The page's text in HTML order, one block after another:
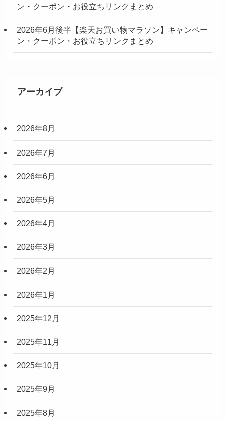
ン・クーポン・お役立ちリンクまとめ
2026年6月後半【楽天お買い物マラソン】キャンペー
ン・クーポン・お役立ちリンクまとめ
アーカイブ
2026年8月
2026年7月
2026年6月
2026年5月
2026年4月
2026年3月
2026年2月
2026年1月
2025年12月
2025年11月
2025年10月
2025年9月
2025年8月